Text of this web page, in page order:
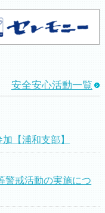
安全安心活動一覧
【浦和支部】
警戒活動の実施につ